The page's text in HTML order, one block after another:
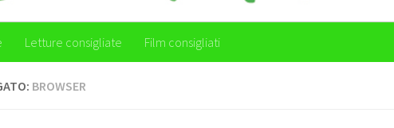
Letture consigliate Film consigliati
BROWSER